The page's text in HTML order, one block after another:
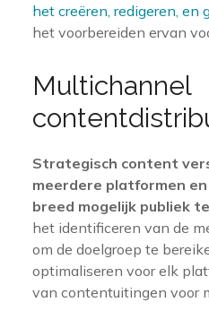
het creëren, redigeren, en
het voorbereiden ervan
Multichannel
Strategisch content
meerdere platformen
breed mogelijk publiek
het identificeren van de
om de doelgroep te
optimaliseren voor elk
van contentuitingen voor